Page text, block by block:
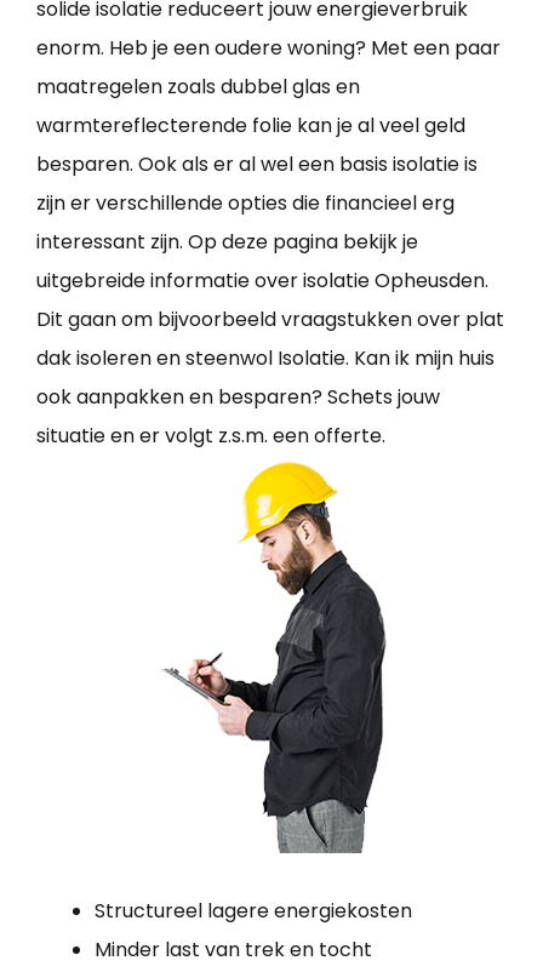
solide isolatie reduceert jouw energieverbruik
enorm. Heb je een oudere woning? Met een paar
maatregelen zoals dubbel glas en
warmtereflecterende folie kan je al veel geld
besparen. Ook als er al wel een basis isolatie is
zijn er verschillende opties die financieel erg
interessant zijn. Op deze pagina bekijk je
uitgebreide informatie over isolatie Opheusden.
Dit gaan om bijvoorbeeld vraagstukken over plat
dak isoleren en steenwol Isolatie. Kan ik mijn huis
ook aanpakken en besparen? Schets jouw
situatie en er volgt z.s.m. een offerte.
Structureel lagere energiekosten
Minder last van trek en tocht